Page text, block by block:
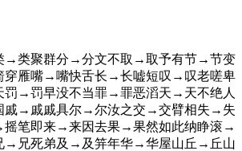
→类聚群分→分文不取→取予有节→节变
雁嘴→嘴快舌长→长嘘短叹→叹老嗟卑
→罚早没不当罪→罪恶滔天→天不绝人
戚→戚戚具尔→尔汝之交→交臂相失→失
笔即来→来因去果→果然如此纳睁滚→
→兄死弟及→及笄年华→华屋山丘→丘山